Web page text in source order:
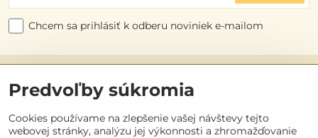
Chcem sa prihlásiť k odberu noviniek e-mailom
Užitočné odkazy
Objednávky
Predvoľby súkromia
Cookies používame na zlepšenie vašej návštevy tejto
webovej stránky, analýzu jej výkonnosti a zhromažďovanie